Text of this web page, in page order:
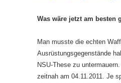
Was wäre jetzt am besten
Man musste die echten
Ausrüstungsgegenstände
NSU-These zu
zeitnah am 04.11.2011. Je